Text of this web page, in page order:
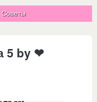
Советы
5 by ❤